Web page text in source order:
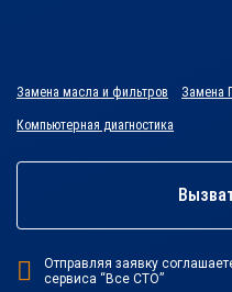
Замена масла и фильтров Замена
Компьютерная диагностика
Отправляя заявку
сервиса “Все СТО”